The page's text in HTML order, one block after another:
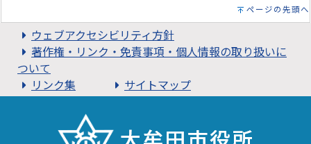
ページの先頭へ
ウェブアクセシビリティ方針
著作権・リンク・免責事項・個人情報の取り扱いに
ついて
リンク集
サイトマップ